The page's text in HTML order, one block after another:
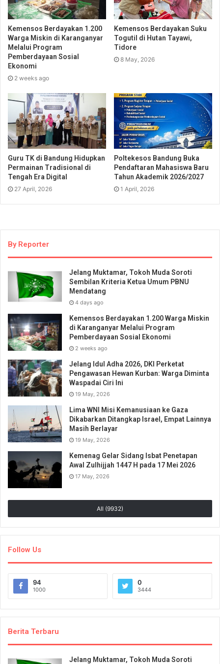
Kemensos Berdayakan 1.200
Warga Miskin di Karanganyar
Melalui Program
Pemberdayaan Sosial
Ekonomi
2 weeks ago
Kemensos Berdayakan Suku
Togutil di Hutan Tayawi,
Tidore
8 May, 2026
Guru TK di Bandung Hidupkan
Permainan Tradisional di
Tengah Era Digital
27 April, 2026
Poltekesos Bandung Buka
Pendaftaran Mahasiswa Baru
Tahun Akademik 2026/2027
1 April, 2026
By Reporter
Jelang Muktamar, Tokoh Muda Soroti
Sembilan Kriteria Ketua Umum PBNU
Mendatang
4 days ago
Kemensos Berdayakan 1.200 Warga Miskin
di Karanganyar Melalui Program
Pemberdayaan Sosial Ekonomi
2 weeks ago
Jelang Idul Adha 2026, DKI Perketat
Pengawasan Hewan Kurban: Warga Diminta
Waspadai Ciri Ini
19 May, 2026
Lima WNI Misi Kemanusiaan ke Gaza
Dikabarkan Ditangkap Israel, Empat Lainnya
Masih Berlayar
19 May, 2026
Kemenag Gelar Sidang Isbat Penetapan
Awal Zulhijjah 1447 H pada 17 Mei 2026
17 May, 2026
All (9932)
Follow Us
94
1000
0
3444
Berita Terbaru
Jelang Muktamar, Tokoh Muda Soroti